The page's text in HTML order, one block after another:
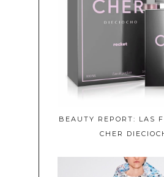
BEAUTY REPORT: LAS
CHER